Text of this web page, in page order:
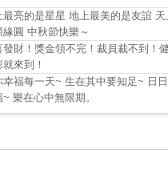
最亮的是星星 地上最美的是友誼
緣圓 中秋節快樂～
發財！獎金領不完！裁員裁不到！
來到！
幸福每一天~ 生在其中要知足~ 日
~ 樂在心中無限期。